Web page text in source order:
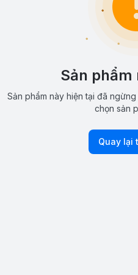
Sản phẩm
Sản phẩm này hiện tại đã
chọn sản
Quay lại